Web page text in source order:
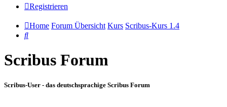
Registrieren
Home Forum Übersicht Kurs Scribus-Kurs 1.4
Suche
Scribus Forum
Scribus-User - das deutschsprachige Scribus Forum